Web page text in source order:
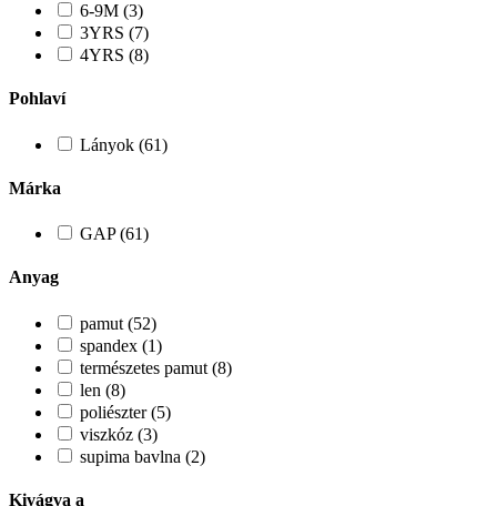
6-9M (3)
3YRS (7)
4YRS (8)
Pohlaví
Lányok (61)
Márka
GAP (61)
Anyag
pamut (52)
spandex (1)
természetes pamut (8)
len (8)
poliészter (5)
viszkóz (3)
supima bavlna (2)
Kivágva a